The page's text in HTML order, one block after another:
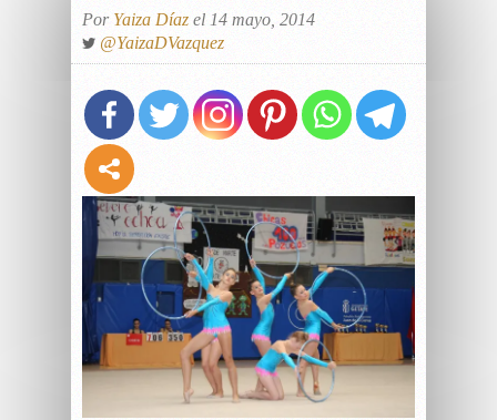
Por Yaiza Díaz el 14 mayo, 2014
@YaizaDVazquez